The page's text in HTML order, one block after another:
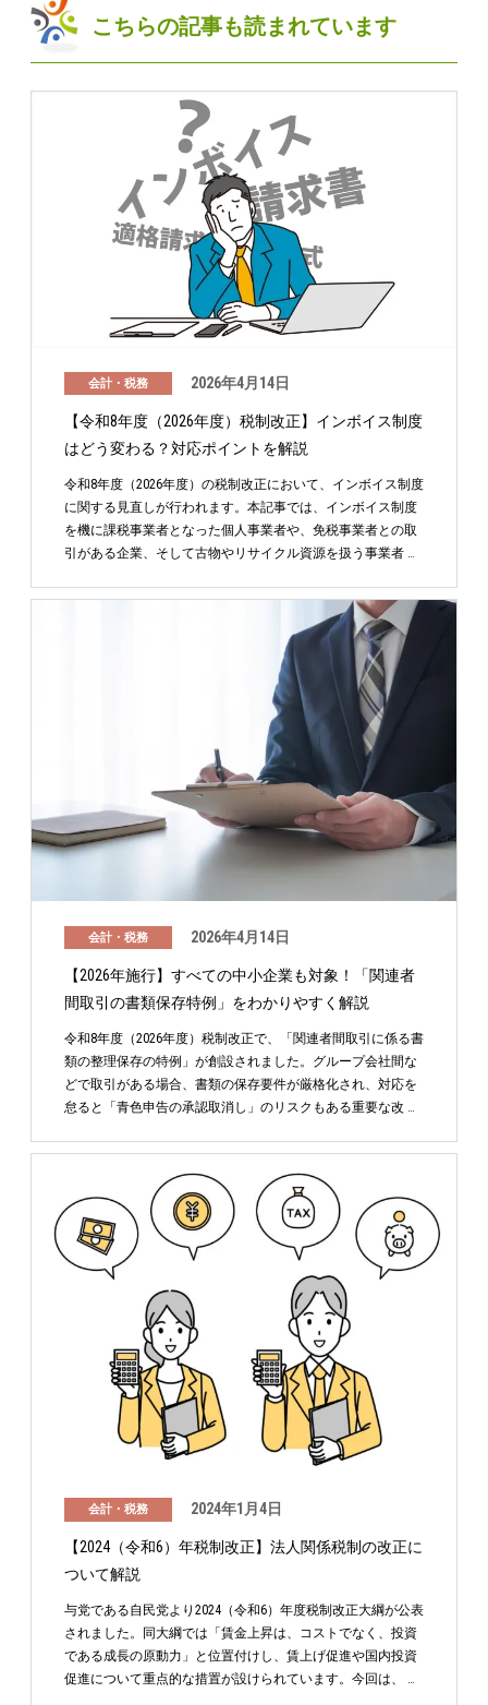
こちらの記事も読まれています
会計・税務 2026年4月14日
【令和8年度（2026年度）税制改正】インボイス制度
はどう変わる？対応ポイントを解説
令和8年度（2026年度）の税制改正において、インボイス制度
に関する見直しが行われます。本記事では、インボイス制度
を機に課税事業者となった個人事業者や、免税事業者との取
引がある企業、そして古物やリサイクル資源を扱う事業者 …
会計・税務 2026年4月14日
【2026年施行】すべての中小企業も対象！「関連者
間取引の書類保存特例」をわかりやすく解説
令和8年度（2026年度）税制改正で、「関連者間取引に係る書
類の整理保存の特例」が創設されました。グループ会社間な
どで取引がある場合、書類の保存要件が厳格化され、対応を
怠ると「青色申告の承認取消し」のリスクもある重要な改 …
会計・税務 2024年1月4日
【2024（令和6）年税制改正】法人関係税制の改正に
ついて解説
与党である自民党より2024（令和6）年度税制改正大綱が公表
されました。同大綱では「賃金上昇は、コストでなく、投資
である成長の原動力」と位置付けし、賃上げ促進や国内投資
促進について重点的な措置が設けられています。今回は、 …